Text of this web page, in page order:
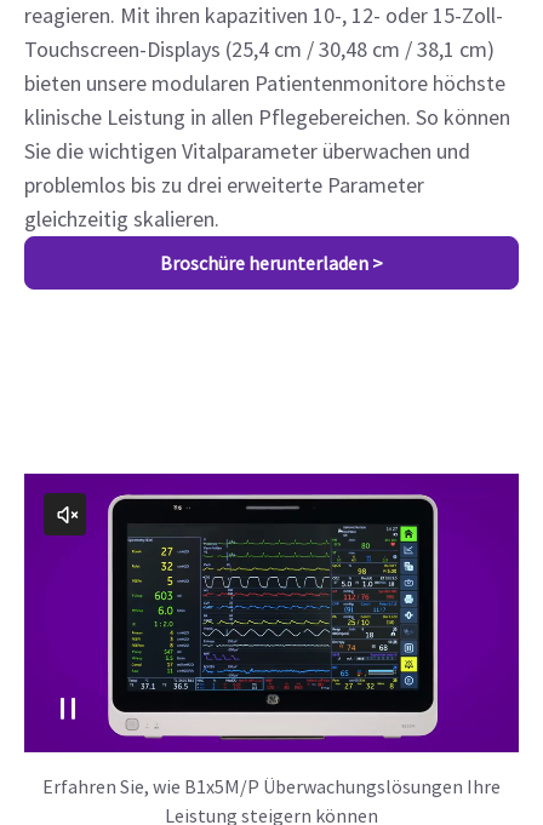
reagieren. Mit ihren kapazitiven 10-, 12- oder 15-Zoll-
Touchscreen-Displays (25,4 cm / 30,48 cm / 38,1 cm)
bieten unsere modularen Patientenmonitore höchste
klinische Leistung in allen Pflegebereichen. So können
Sie die wichtigen Vitalparameter überwachen und
problemlos bis zu drei erweiterte Parameter
gleichzeitig skalieren.
Broschüre herunterladen >
Erfahren Sie, wie B1x5M/P Überwachungslösungen Ihre
Leistung steigern können